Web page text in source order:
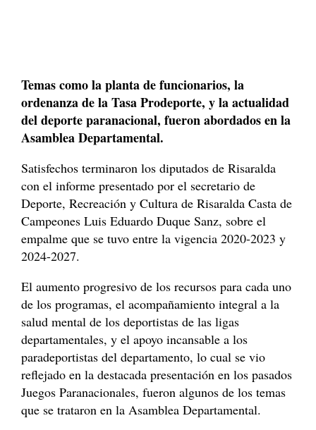
Temas como la planta de funcionarios, la
ordenanza de la Tasa Prodeporte, y la actualidad
del deporte paranacional, fueron abordados en la
Asamblea Departamental.
Satisfechos terminaron los diputados de Risaralda
con el informe presentado por el secretario de
Deporte, Recreación y Cultura de Risaralda Casta de
Campeones Luis Eduardo Duque Sanz, sobre el
empalme que se tuvo entre la vigencia 2020-2023 y
2024-2027.
El aumento progresivo de los recursos para cada uno
de los programas, el acompañamiento integral a la
salud mental de los deportistas de las ligas
departamentales, y el apoyo incansable a los
paradeportistas del departamento, lo cual se vio
reflejado en la destacada presentación en los pasados
Juegos Paranacionales, fueron algunos de los temas
que se trataron en la Asamblea Departamental.